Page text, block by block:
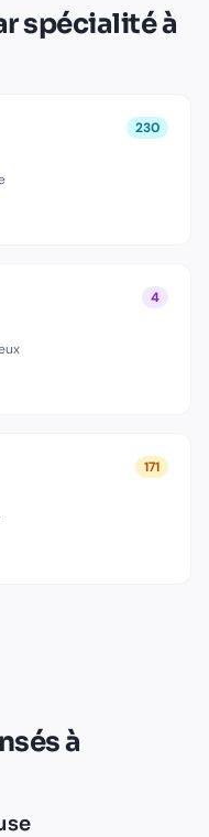
spécialité à
230
4
171
à